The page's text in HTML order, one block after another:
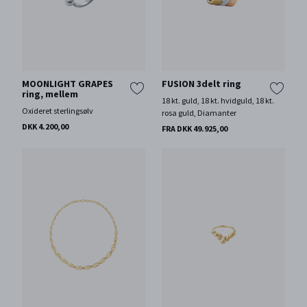
MOONLIGHT GRAPES
ring, mellem
Oxideret sterlingsølv
DKK 4.200,00
FUSION 3delt ring
18 kt. guld, 18 kt. hvidguld, 18 kt.
rosa guld, Diamanter
FRA DKK 49.925,00